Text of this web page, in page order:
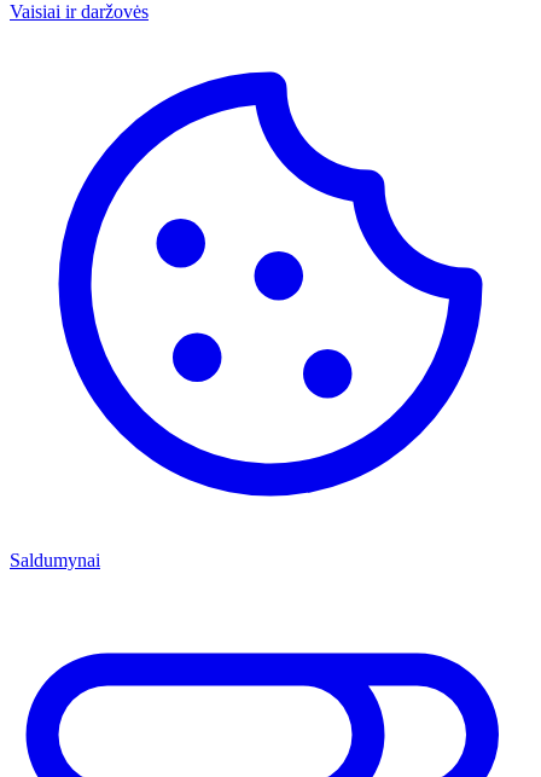
Vaisiai ir daržovės
Saldumynai